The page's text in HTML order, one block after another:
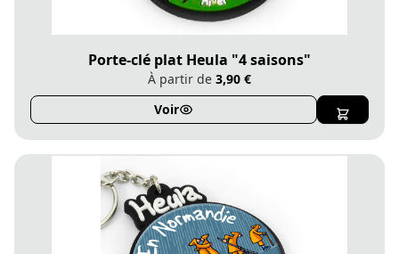
Porte-clé plat Heula "4 saisons"
À partir de 3,90 €
Voir